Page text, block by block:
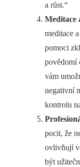
a růst.“
Meditace
meditace
pomoci
povědomí
vám
negativní
kontrolu
pocit, že
ovlivňují
být